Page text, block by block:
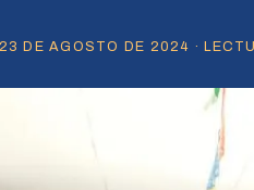
DE AGOSTO DE 2024 ·